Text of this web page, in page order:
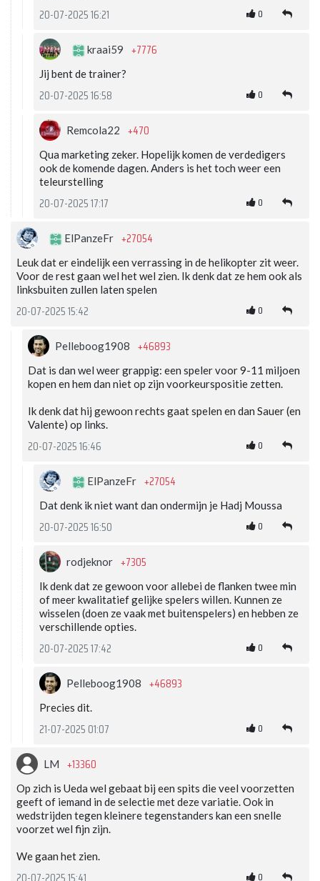
20-07-2025 16:21 0
kraai59 +7776
Jij bent de trainer?
20-07-2025 16:58 0
Remcola22 +470
Qua marketing zeker. Hopelijk komen de verdedigers
ook de komende dagen. Anders is het toch weer een
teleurstelling
20-07-2025 17:17 0
ElPanzeFr +27054
Leuk dat er eindelijk een verrassing in de helikopter zit weer.
Voor de rest gaan wel het wel zien. Ik denk dat ze hem ook als
linksbuiten zullen laten spelen
20-07-2025 15:42 0
Pelleboog1908 +46893
Dat is dan wel weer grappig: een speler voor 9-11 miljoen
kopen en hem dan niet op zijn voorkeurspositie zetten.
Ik denk dat hij gewoon rechts gaat spelen en dan Sauer (en
Valente) op links.
20-07-2025 16:46 0
ElPanzeFr +27054
Dat denk ik niet want dan ondermijn je Hadj Moussa
20-07-2025 16:50 0
rodjeknor +7305
Ik denk dat ze gewoon voor allebei de flanken twee min
of meer kwalitatief gelijke spelers willen. Kunnen ze
wisselen (doen ze vaak met buitenspelers) en hebben ze
verschillende opties.
20-07-2025 17:42 0
Pelleboog1908 +46893
Precies dit.
21-07-2025 01:07 0
LM +13360
Op zich is Ueda wel gebaat bij een spits die veel voorzetten
geeft of iemand in de selectie met deze variatie. Ook in
wedstrijden tegen kleinere tegenstanders kan een snelle
voorzet wel fijn zijn.
We gaan het zien.
0